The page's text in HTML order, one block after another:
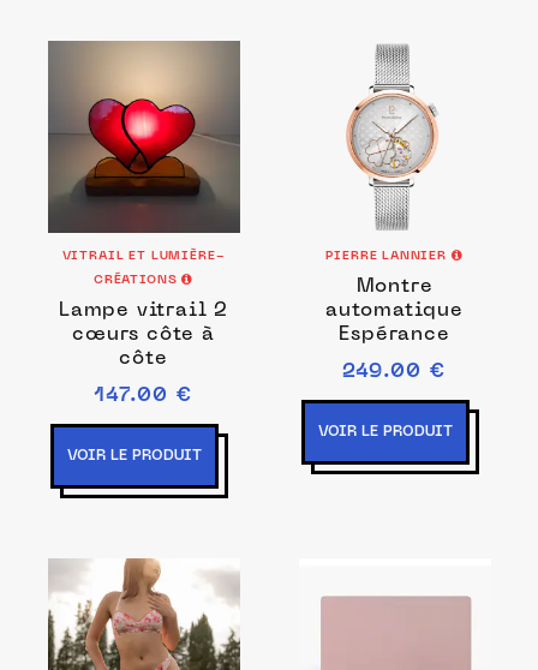
VITRAIL ET LUMIÈRE-
CRÉATIONS
Lampe vitrail 2
cœurs côte à
côte
147.00 €
VOIR LE PRODUIT
PIERRE LANNIER
Montre
automatique
Espérance
249.00 €
VOIR LE PRODUIT